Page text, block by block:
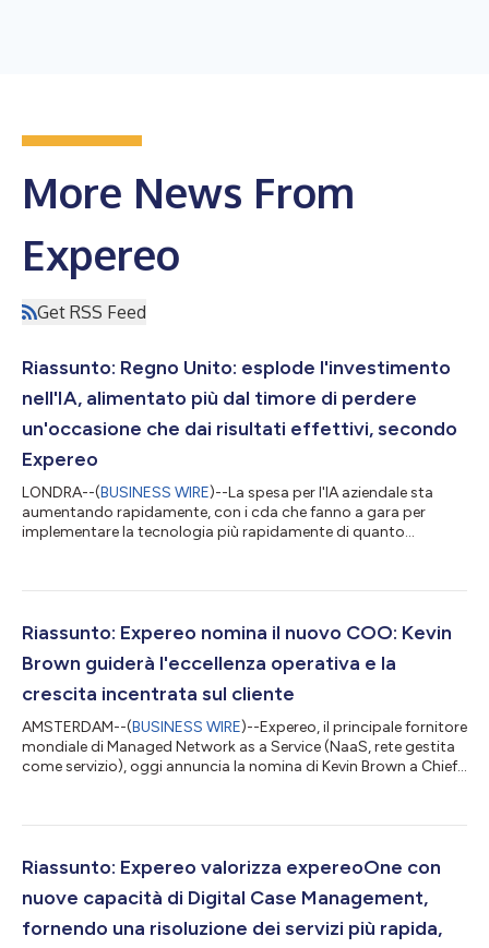
More News From
Expereo
Get RSS Feed
Riassunto: Regno Unito: esplode l'investimento
nell'IA, alimentato più dal timore di perdere
un'occasione che dai risultati effettivi, secondo
Expereo
LONDRA--(BUSINESS WIRE)--La spesa per l'IA aziendale sta
aumentando rapidamente, con i cda che fanno a gara per
implementare la tecnologia più rapidamente di quanto
organizzazioni investe nell'IA, a causa del suo potenziale o per
ritardano a condurre rigorose valutazioni del ROI, e un'azienda
su cinque (20%) ammette d...
Riassunto: Expereo nomina il nuovo COO: Kevin
Brown guiderà l'eccellenza operativa e la
crescita incentrata sul cliente
AMSTERDAM--(BUSINESS WIRE)--Expereo, il principale fornitore
mondiale di Managed Network as a Service (NaaS, rete gestita
come servizio), oggi annuncia la nomina di Kevin Brown a Chief
funzioni in ambito di clienti e fornitori a livello globale. Brown
operazioni, la realizzazione della trasformazione e le pres...
Riassunto: Expereo valorizza expereoOne con
nuove capacità di Digital Case Management,
fornendo una risoluzione dei servizi più rapida,